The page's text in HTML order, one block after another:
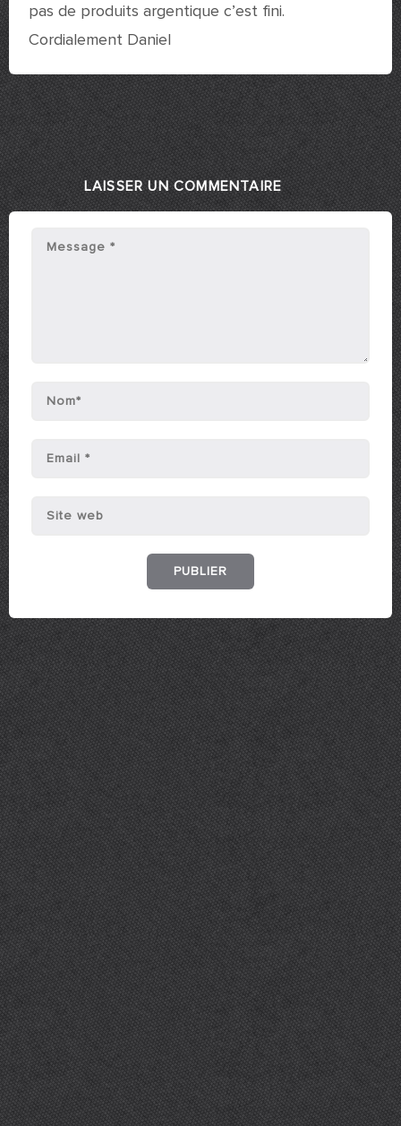
pas de produits argentique c’est fini.
Cordialement Daniel
LAISSER UN COMMENTAIRE